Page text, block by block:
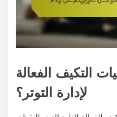
التكيف الفعالة
لإدارة التوتر؟